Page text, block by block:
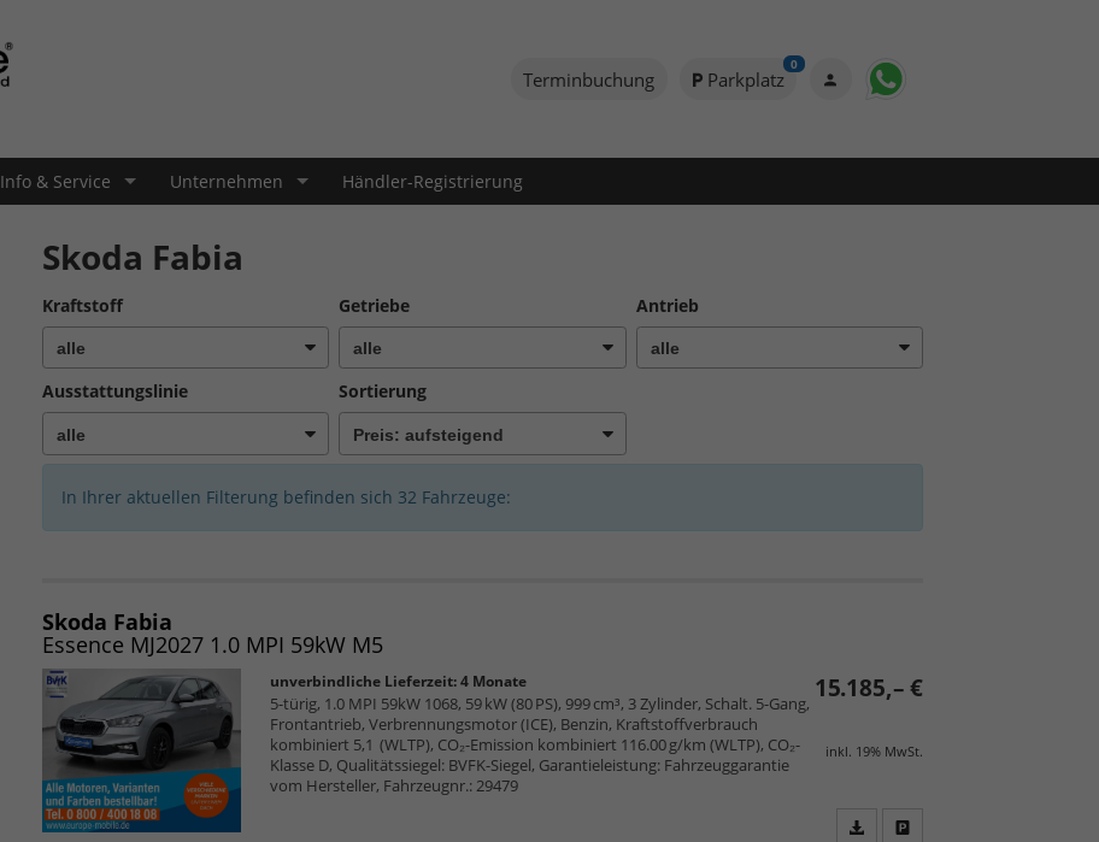
Terminbuchung Parkplatz
0
Info & Service Unternehmen Händler-Registrierung
Skoda Fabia
Kraftstoff Getriebe Antrieb
Ausstattungslinie Sortierung
In Ihrer aktuellen Filterung befinden sich 32 Fahrzeuge:
Skoda Fabia
Essence MJ2027 1.0 MPI 59kW M5
15.185,– €
inkl. 19% MwSt.
unverbindliche Lieferzeit:4 Monate
5-türig, 1.0 MPI 59kW 1068, 59 kW (80 PS), 999 cm³, 3 Zylinder, Schalt. 5-Gang,
Frontantrieb, Verbrennungsmotor (ICE), Benzin, Kraftstoffverbrauch
kombiniert 5,1 (WLTP), CO₂-Emission kombiniert 116.00 g/km (WLTP), CO₂-
Klasse D, Qualitätssiegel: BVFK-Siegel, Garantieleistung: Fahrzeuggarantie
vom Hersteller, Fahrzeugnr.: 29479